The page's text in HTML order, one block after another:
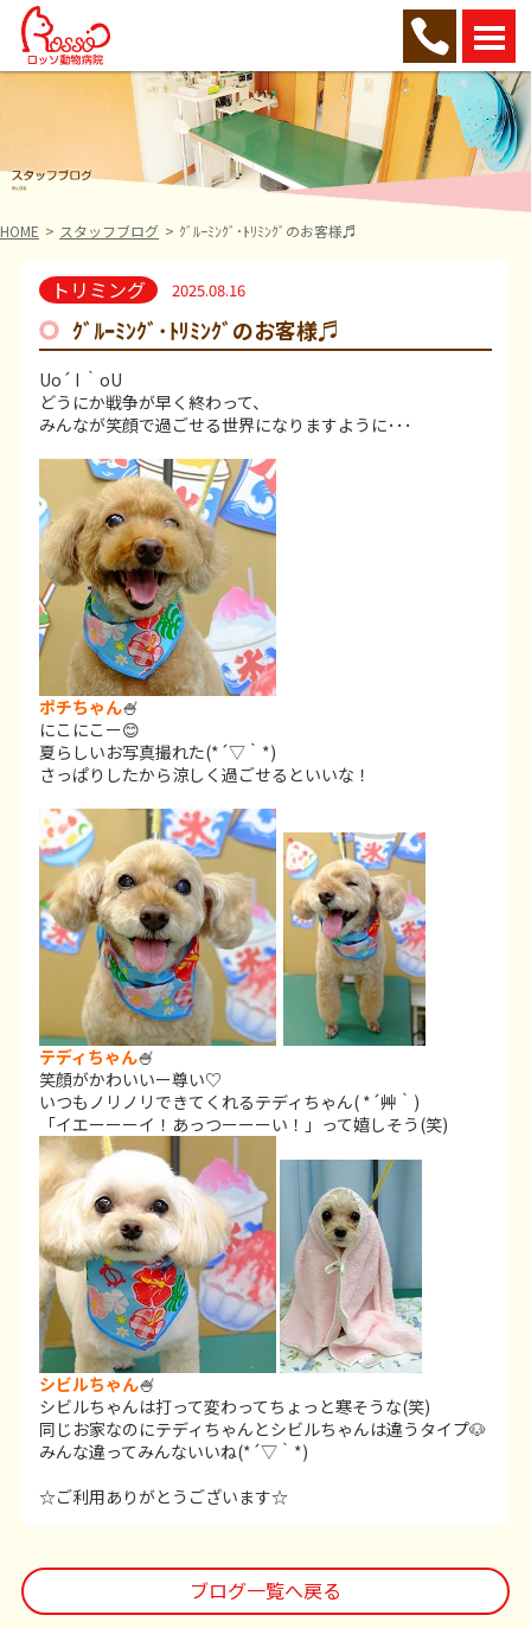
HOME スタッフブログ ｸﾞﾙｰﾐﾝｸﾞ･ﾄﾘﾐﾝｸﾞのお客様♬
トリミング 2025.08.16
ｸﾞﾙｰﾐﾝｸﾞ･ﾄﾘﾐﾝｸﾞのお客様♬
Uo´ I ｀oU
どうにか戦争が早く終わって、
みんなが笑顔で過ごせる世界になりますように･･･
ポチちゃん🍧
にこにこー😊
夏らしいお写真撮れた(*´▽｀*)
さっぱりしたから涼しく過ごせるといいな！
テディちゃん🍧
笑顔がかわいいー尊い♡
いつもノリノリできてくれるテディちゃん( *´艸｀)
「イエーーーイ！あっつーーーい！」って嬉しそう(笑)
シビルちゃん🍧
シビルちゃんは打って変わってちょっと寒そうな(笑)
同じお家なのにテディちゃんとシビルちゃんは違うタイプ🐶
みんな違ってみんないいね(*´▽｀*)
☆ご利用ありがとうございます☆
ブログ一覧へ戻る